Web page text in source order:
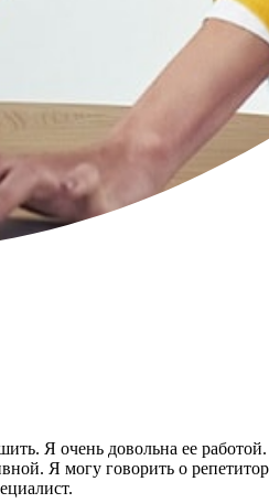
Я очень довольна ее
Я могу говорить о